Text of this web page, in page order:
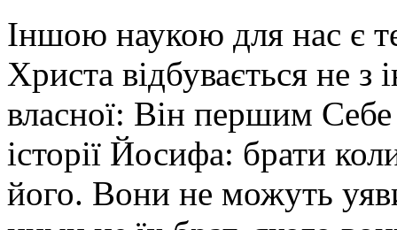
Іншою наукою для нас є
Христа відбувається не з
власної: Він першим
історії Йосифа: брати
його. Вони не можуть